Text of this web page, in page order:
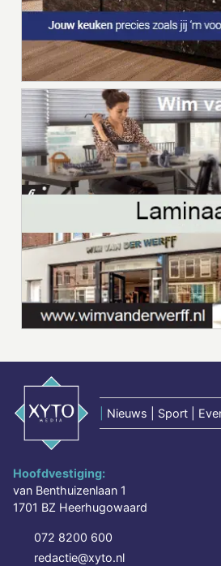
Nieuws | Sport |
Hoofdvestiging:
van Benthuizenlaan 1
1701 BZ Heerhugowaard
072 8200 600
redactie@xyto.nl